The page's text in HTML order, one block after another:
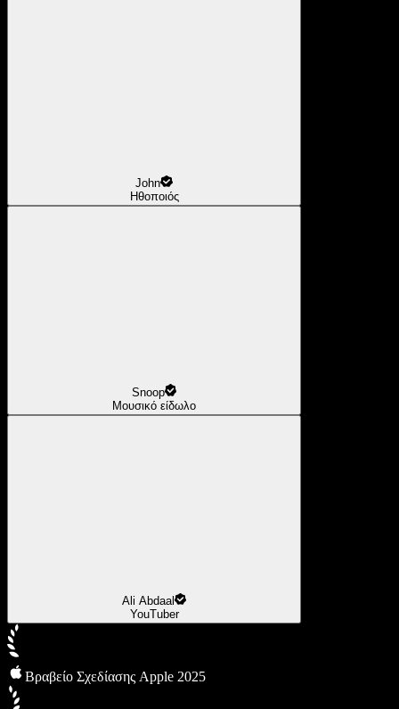
John
Ηθοποιός
Snoop
Μουσικό είδωλο
Ali Abdaal
YouTuber
Βραβείο Σχεδίασης Apple 2025